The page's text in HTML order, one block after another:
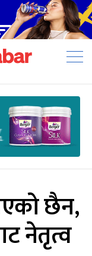
छैन,
नेतृत्व